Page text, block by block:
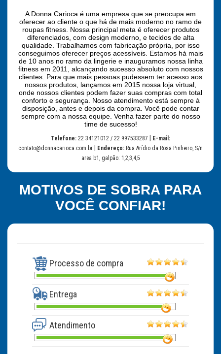
A Donna Carioca é uma empresa que se preocupa em
oferecer ao cliente o que há de mais moderno no ramo de
roupas fitness. Nossa principal meta é oferecer produtos
diferenciados, com design moderno, e tecidos de alta
qualidade. Trabalhamos com fabricação própria, por isso
conseguimos oferecer preços acessíveis. Estamos há mais
de 10 anos no ramo da lingerie e inauguramos nossa linha
fitness em 2011, alcançando sucesso absoluto com nossos
clientes. Para que mais pessoas pudessem ter acesso aos
nossos produtos, lançamos em 2015 nossa loja virtual,
onde nossos clientes podem fazer suas compras com total
conforto e segurança. Nosso atendimento está sempre à
disposição, antes e depois da compra. Você pode contar
sempre com a nossa equipe. Venha fazer parte do nosso
time de sucesso!
Telefone: 22 34121012 / 22 997533287
E-mail:
contato@donnacarioca.com.br
Endereço: Rua Arídio da Rosa Pinheiro, S/n
area b1, galpão: 1,2,3,4,5
MOTIVOS DE SOBRA PARA
VOCÊ CONFIAR!
Processo de compra
Entrega
Atendimento